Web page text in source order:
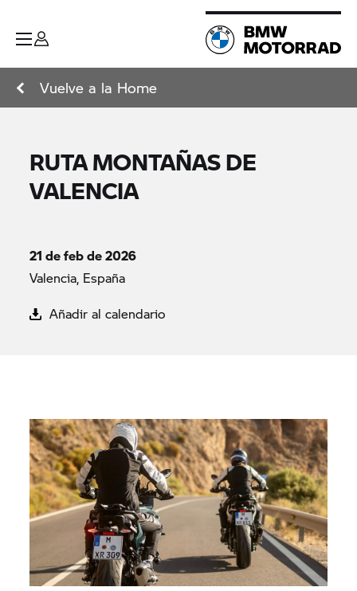
Vuelve a la Home
RUTA MONTAÑAS DE
VALENCIA
21 de feb de 2026
Valencia, España
Añadir al calendario